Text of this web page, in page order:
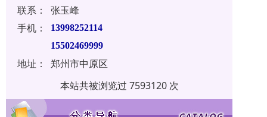
联系：
张玉峰
手机：
13998252114
15502469999
地址：
郑州市中原区
本站共被浏览过 7593120 次